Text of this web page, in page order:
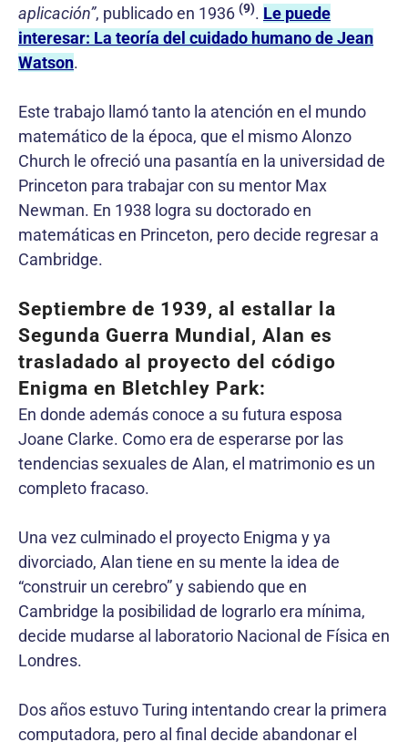
aplicación”, publicado en 1936 (9). Le puede
interesar: La teoría del cuidado humano de Jean
Watson.
Este trabajo llamó tanto la atención en el mundo
matemático de la época, que el mismo Alonzo
Church le ofreció una pasantía en la universidad de
Princeton para trabajar con su mentor Max
Newman. En 1938 logra su doctorado en
matemáticas en Princeton, pero decide regresar a
Cambridge.
Septiembre de 1939, al estallar la
Segunda Guerra Mundial, Alan es
trasladado al proyecto del código
Enigma en Bletchley Park:
En donde además conoce a su futura esposa
Joane Clarke. Como era de esperarse por las
tendencias sexuales de Alan, el matrimonio es un
completo fracaso.
Una vez culminado el proyecto Enigma y ya
divorciado, Alan tiene en su mente la idea de
“construir un cerebro” y sabiendo que en
Cambridge la posibilidad de lograrlo era mínima,
decide mudarse al laboratorio Nacional de Física en
Londres.
Dos años estuvo Turing intentando crear la primera
computadora, pero al final decide abandonar el